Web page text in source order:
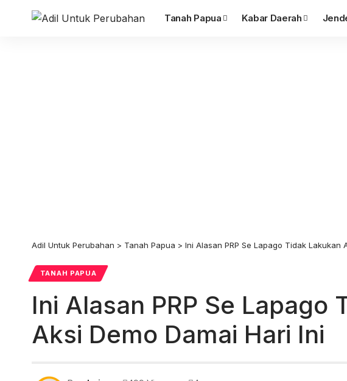
Tanah Papua Kabar Daerah
Adil Untuk Perubahan > Tanah Papua > Ini Alasan PRP Se Lapago Tidak Lakukan
TANAH PAPUA
Ini Alasan PRP Se Lapago
Aksi Demo Damai Hari Ini